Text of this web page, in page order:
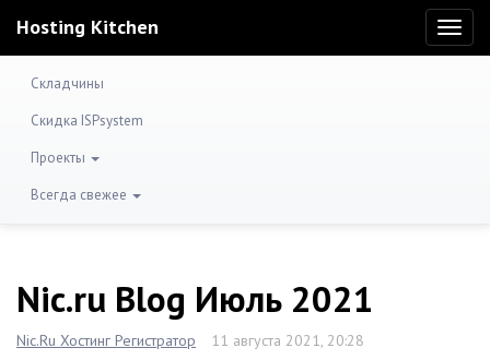
Hosting Kitchen
Складчины
Скидка ISPsystem
Проекты
Всегда свежее
Nic.ru Blog Июль 2021
Nic.Ru Хостинг Регистратор 11 августа 2021, 20:28